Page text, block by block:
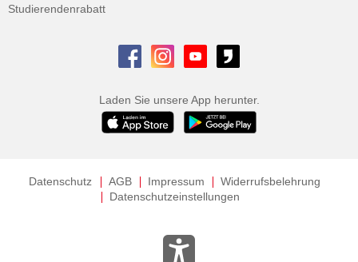
Studierendenrabatt
Laden Sie unsere App herunter.
Datenschutz AGB Impressum
Widerrufsbelehrung
Datenschutzeinstellungen